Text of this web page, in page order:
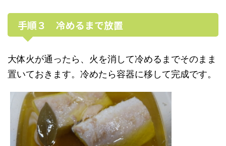
手順３ 冷めるまで放置
大体火が通ったら、火を消して冷めるまでそのまま
置いておきます。冷めたら容器に移して完成です。